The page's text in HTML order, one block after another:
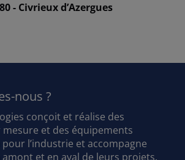
- Civrieux d’Azergues
nous ?
conçoit et réalise des
et des équipements
l’industrie et accompagne
amont et en aval de leurs projets.